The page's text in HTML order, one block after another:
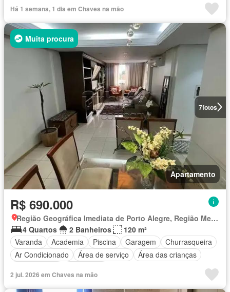
Há 1 semana, 1 dia em Chaves na mão
7fotos
Muita procura
Apartamento
R$ 690.000
Região Geográfica Imediata de Porto Alegre, Região Metropolitana de Porto Alegre
4 Quartos
2 Banheiros
120 m²
Varanda
Academia Piscina Garagem
Churrasqueira
Ar Condicionado
Área de serviço
Área das crianças
2 jul. 2026 em Chaves na mão